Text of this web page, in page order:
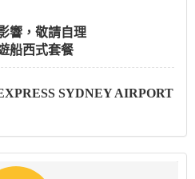
響，敬請自理
船西式套餐
SYDNEY AIRPORT